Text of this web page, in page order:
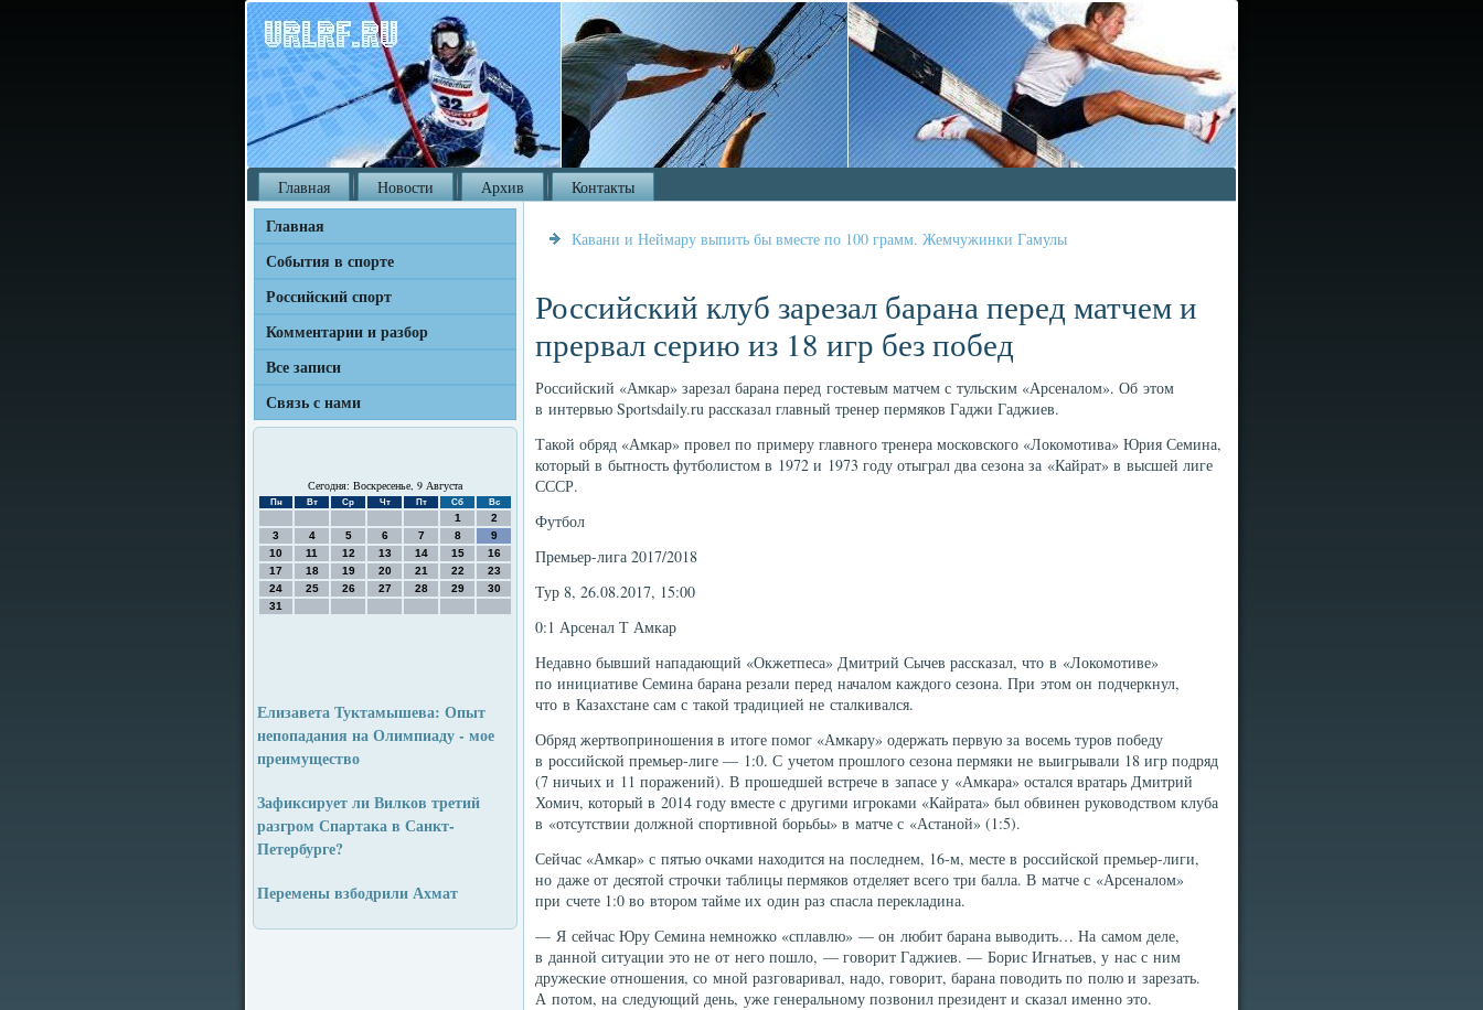
Главная Новости Архив Контакты
Главная
События в спорте
Российский спорт
Комментарии и разбор
Все записи
Связь с нами
Сегодня: Воскресенье, 9 Августа
Пн Вт Ср Чт Пт Сб Вс
1
2
3
4 5 6 7 8
9
10
11 12 13 14 15
16
17
18 19 20 21 22
23
24
25 26 27 28 29
30
31
Елизавета Туктамышева: Опыт
непопадания на Олимпиаду - мое
преимущество
Зафиксирует ли Вилков третий
разгром Спартака в Санкт-
Петербурге?
Перемены взбодрили Ахмат
Кавани и Неймару выпить бы вместе по 100 грамм. Жемчужинки Гамулы
Российский клуб зарезал барана перед матчем и
прервал серию из 18 игр без побед
Российский «Амкар» зарезал барана перед гостевым матчем с тульским «Арсеналом». Об этом
в интервью Sportsdaily.ru рассказал главный тренер пермяков Гаджи Гаджиев.
Такой обряд «Амкар» провел по примеру главного тренера московского «Локомотива» Юрия Семина,
который в бытность футболистом в 1972 и 1973 году отыграл два сезона за «Кайрат» в высшей лиге
СССР.
Футбол
Премьер-лига 2017/2018
Тур 8, 26.08.2017, 15:00
0:1 Арсенал Т Амкар
Недавно бывший нападающий «Окжетпеса» Дмитрий Сычев рассказал, что в «Локомотиве»
по инициативе Семина барана резали перед началом каждого сезона. При этом он подчеркнул,
что в Казахстане сам с такой традицией не сталкивался.
Обряд жертвоприношения в итоге помог «Амкару» одержать первую за восемь туров победу
в российской премьер-лиге — 1:0. С учетом прошлого сезона пермяки не выигрывали 18 игр подряд
(7 ничьих и 11 поражений). В прошедшей встрече в запасе у «Амкара» остался вратарь Дмитрий
Хомич, который в 2014 году вместе с другими игроками «Кайрата» был обвинен руководством клуба
в «отсутствии должной спортивной борьбы» в матче с «Астаной» (1:5).
Сейчас «Амкар» с пятью очками находится на последнем, 16-м, месте в российской премьер-лиги,
но даже от десятой строчки таблицы пермяков отделяет всего три балла. В матче с «Арсеналом»
при счете 1:0 во втором тайме их один раз спасла перекладина.
— Я сейчас Юру Семина немножко «сплавлю» — он любит барана выводить… На самом деле,
в данной ситуации это не от него пошло, — говорит Гаджиев. — Борис Игнатьев, у нас с ним
дружеские отношения, со мной разговаривал, надо, говорит, барана поводить по полю и зарезать.
А потом, на следующий день, уже генеральному позвонил президент и сказал именно это.